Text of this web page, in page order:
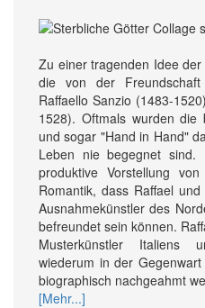
Zu einer tragenden Idee
die von der Freundschaft
Raffaello Sanzio (1483-
1528). Oftmals wurden die
und sogar "Hand in Hand"
Leben nie begegnet
produktive Vorstellung
Romantik, dass Raffael
Ausnahmekünstler des
befreundet sein können.
Musterkünstler Italiens
wiederum in der
biographisch nachgeahmt
[Mehr...]